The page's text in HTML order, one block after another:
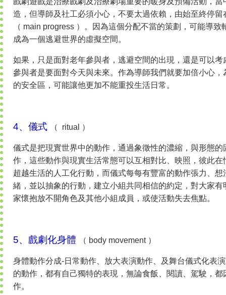
造，但導師及社工必須小心，不要太過依賴，由始至終停
（ main progress ）。因為這個分配不當的策劃，可能導
成為一個逃避世界的虛擬空間。
如果，只是面對老年參與者，逃避空間的出現，還是可以
參與者是要面對今天與未來。作為導師我們就要加倍小心
的安全區，可能讓他更加不能重投生活日常。
4、儀式 （ ritual ）
儀式是把現實世界中的動作，通過象徵性的濃縮，與形態
作，這些動作與現實生活常態可以互相對比、映照，彼此
超越生活的人工化行動，而儀式每每有豐富的動作張力、
緒，並以抽象的行動，建立小組共同相信的約定，對大家
家懷抱放不開角色及其他小組成員，或使活動失去焦點。
5、戲劇化身體 （ body movement ）
身體動作分成-日常動作、放大表演動作、及舞台儀式化表
的動作，都有自己獨特的表現，無論食飯、閱讀、駕駛，
作。